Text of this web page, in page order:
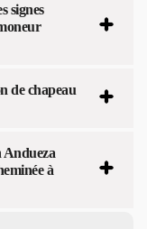
signes
de chapeau
Andueza
à